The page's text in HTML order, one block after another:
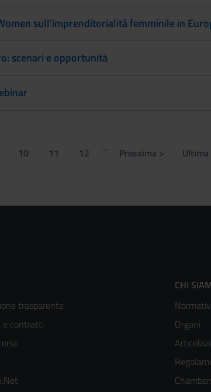
sull'imprenditorialità femminile in
scenari e opportunità
Page
10 Page
11 Page
12 …
Pagina
Prossima > Ultima
trasparente
e contratti
3
CHI
Organi